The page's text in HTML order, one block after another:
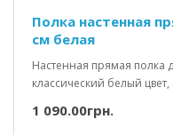
Полка настенная
см белая
Настенная прямая полка
классический белый
1 090.00грн.